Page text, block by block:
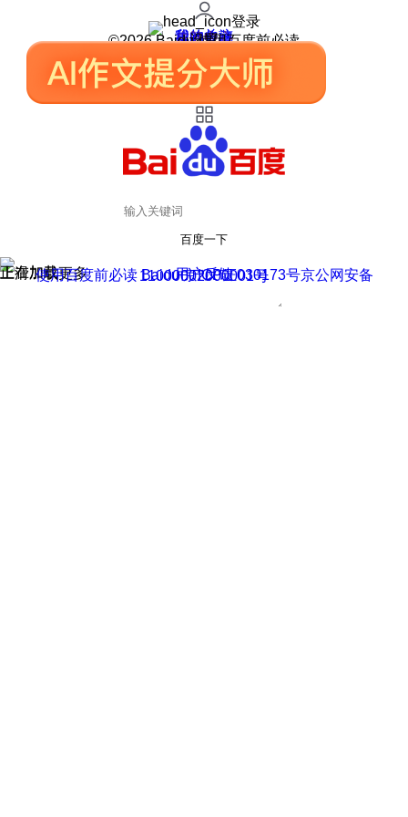
登录
我的关注
我的收藏
皮肤中心
用户反馈
设置
©2026 Baidu 使用百度前必读
百度一下
正在加载
上滑加载更多 用户反馈
使用百度前必读 Baidu 京ICP证030173号
京公网安备11000002000001号